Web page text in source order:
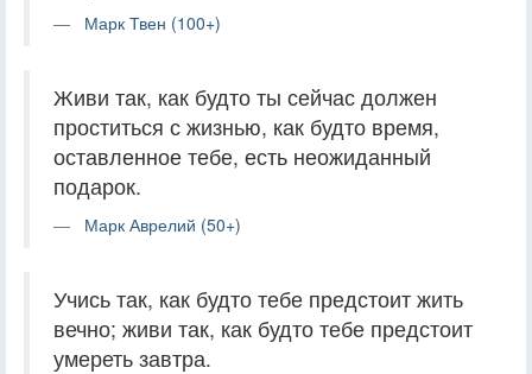
Марк Твен (100+)
Живи так, как будто ты сейчас должен
проститься с жизнью, как будто время,
оставленное тебе, есть неожиданный
подарок.
Марк Аврелий (50+)
Учись так, как будто тебе предстоит жить
вечно; живи так, как будто тебе предстоит
умереть завтра.